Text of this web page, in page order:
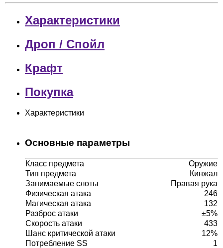
Характеристики
Дроп / Спойл
Крафт
Покупка
Характеристики
Основные параметры
Класс предмета
Оружие
Тип предмета
Кинжал
Занимаемые слоты
Правая рука
Физическая атака
246
Магическая атака
132
Разброс атаки
±5%
Скорость атаки
433
Шанс критической атаки
12%
Потребление SS
1